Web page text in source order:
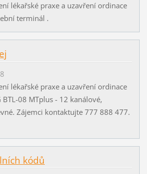
lékařské praxe a uzavření ordinace
terminál .
lékařské praxe a uzavření ordinace
BTL-08 MTplus - 12 kanálové,
Zájemci kontaktujte 777 888 477.
kódů